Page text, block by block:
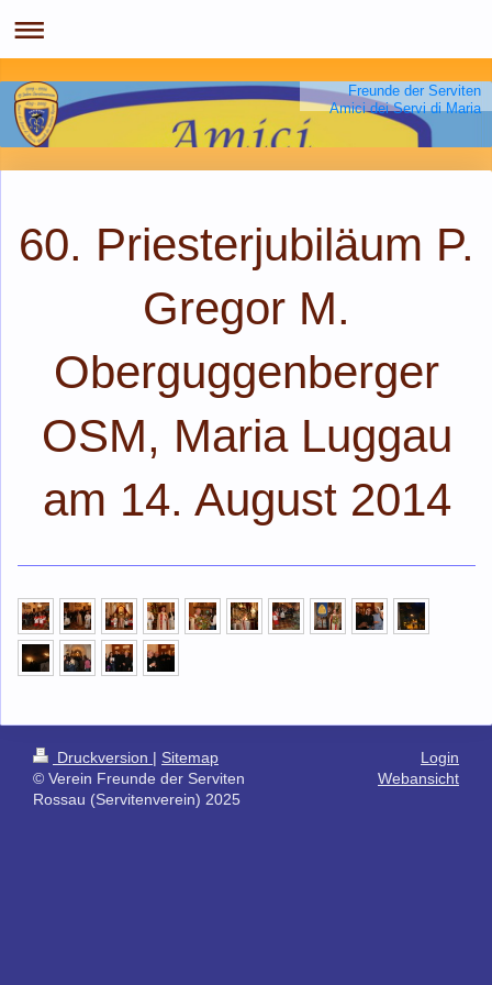
Freunde der Serviten
Amici dei Servi di Maria
60. Priesterjubiläum P.
Gregor M.
Oberguggenberger
OSM, Maria Luggau
am 14. August 2014
Druckversion | Sitemap
© Verein Freunde der Serviten
Rossau (Servitenverein) 2025
Login
Webansicht